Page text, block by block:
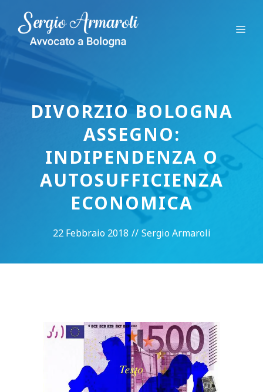
contenuto
DIVORZIO BOLOGNA
ASSEGNO:
INDIPENDENZA O
AUTOSUFFICIENZA
ECONOMICA
22 Febbraio 2018 // Sergio Armaroli